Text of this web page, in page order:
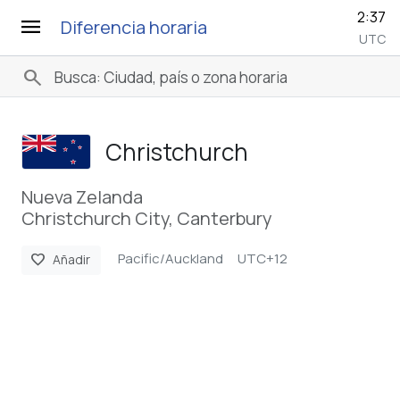
menu Diferencia horaria 2:37
UTC
search
Christchurch
Nueva Zelanda
Christchurch City, Canterbury
favorite Añadir Pacific/Auckland UTC+12